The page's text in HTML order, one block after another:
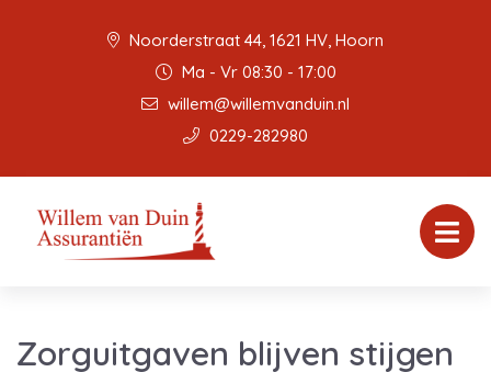
Noorderstraat 44, 1621 HV, Hoorn
Ma - Vr 08:30 - 17:00
willem@willemvanduin.nl
0229-282980
Zorguitgaven blijven stijgen